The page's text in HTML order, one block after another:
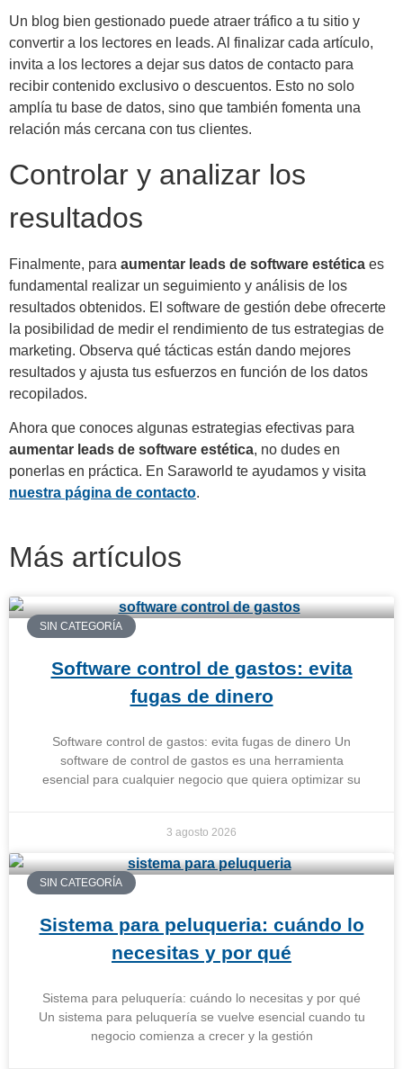
Un blog bien gestionado puede atraer tráfico a tu sitio y
convertir a los lectores en leads. Al finalizar cada artículo,
invita a los lectores a dejar sus datos de contacto para
recibir contenido exclusivo o descuentos. Esto no solo
amplía tu base de datos, sino que también fomenta una
relación más cercana con tus clientes.
Controlar y analizar los
resultados
Finalmente, para aumentar leads de software estética es
fundamental realizar un seguimiento y análisis de los
resultados obtenidos. El software de gestión debe ofrecerte
la posibilidad de medir el rendimiento de tus estrategias de
marketing. Observa qué tácticas están dando mejores
resultados y ajusta tus esfuerzos en función de los datos
recopilados.
Ahora que conoces algunas estrategias efectivas para
aumentar leads de software estética, no dudes en
ponerlas en práctica. En Saraworld te ayudamos y visita
nuestra página de contacto.
Más artículos
SIN CATEGORÍA
Software control de gastos: evita
fugas de dinero
Software control de gastos: evita fugas de dinero Un
software de control de gastos es una herramienta
esencial para cualquier negocio que quiera optimizar su
3 agosto 2026
SIN CATEGORÍA
Sistema para peluqueria: cuándo lo
necesitas y por qué
Sistema para peluquería: cuándo lo necesitas y por qué
Un sistema para peluquería se vuelve esencial cuando tu
negocio comienza a crecer y la gestión